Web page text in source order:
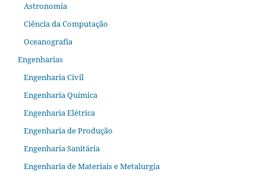
Astronomia
Ciência da Computação
Oceanografia
Engenharias
Engenharia Civil
Engenharia Química
Engenharia Elétrica
Engenharia de Produção
Engenharia Sanitária
Engenharia de Materiais e Metalurgia